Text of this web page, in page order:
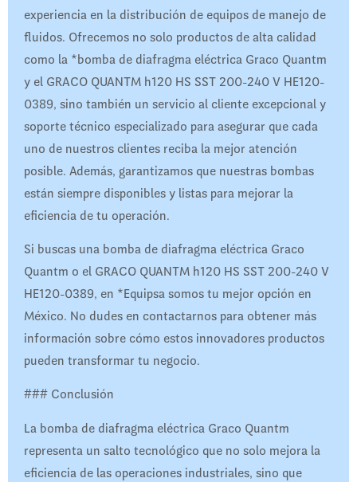
experiencia en la distribución de equipos de manejo de
fluidos. Ofrecemos no solo productos de alta calidad
como la *bomba de diafragma eléctrica Graco Quantm
y el GRACO QUANTM h120 HS SST 200-240 V HE120-
0389, sino también un servicio al cliente excepcional y
soporte técnico especializado para asegurar que cada
uno de nuestros clientes reciba la mejor atención
posible. Además, garantizamos que nuestras bombas
están siempre disponibles y listas para mejorar la
eficiencia de tu operación.
Si buscas una bomba de diafragma eléctrica Graco
Quantm o el GRACO QUANTM h120 HS SST 200-240 V
HE120-0389, en *Equipsa somos tu mejor opción en
México. No dudes en contactarnos para obtener más
información sobre cómo estos innovadores productos
pueden transformar tu negocio.
### Conclusión
La bomba de diafragma eléctrica Graco Quantm
representa un salto tecnológico que no solo mejora la
eficiencia de las operaciones industriales, sino que